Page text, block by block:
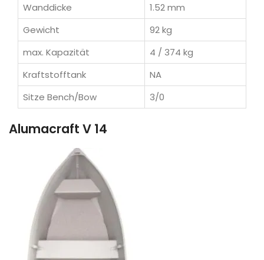
Wanddicke
1.52 mm
Gewicht
92 kg
max. Kapazität
4 / 374 kg
Kraftstofftank
NA
Sitze Bench/Bow
3/0
Alumacraft V 14